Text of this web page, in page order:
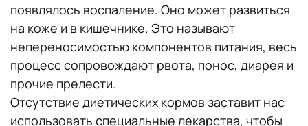
появлялось воспаление. Оно может развиться
на коже и в кишечнике. Это называют
непереносимостью компонентов питания, весь
процесс сопровождают рвота, понос, диарея и
прочие прелести.
Отсутствие диетических кормов заставит нас
использовать специальные лекарства, чтобы